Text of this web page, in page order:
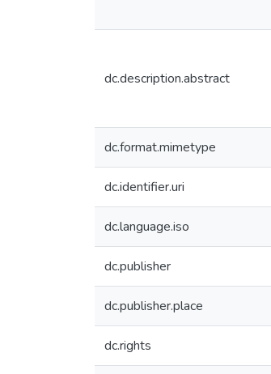
dc.description.abstract
dc.format.mimetype
dc.identifier.uri
dc.language.iso
dc.publisher
dc.publisher.place
dc.rights